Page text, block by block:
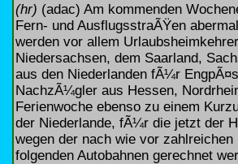
(hr) (adac) Am kommenden
Fern- und AusflugsstraÃŸen
werden vor allem
Niedersachsen, dem Saarland,
aus den Niederlanden fÃ¼r
NachzÃ¼gler aus Hessen,
Ferienwoche ebenso zu einem
der Niederlande, fÃ¼r die jetzt der
wegen der nach wie vor
folgenden Autobahnen gerechnet